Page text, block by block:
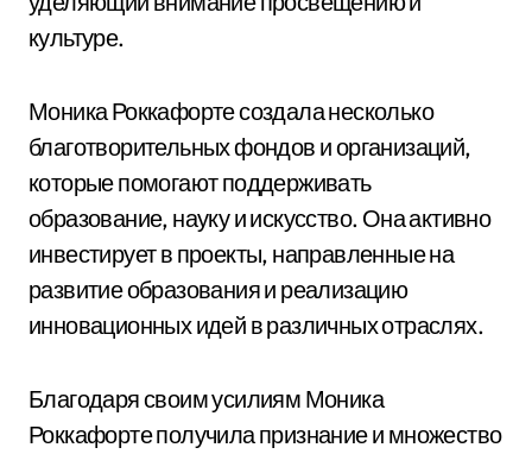
культуре.
Моника Роккафорте создала несколько
благотворительных фондов и организаций,
которые помогают поддерживать
образование, науку и искусство. Она активно
инвестирует в проекты, направленные на
развитие образования и реализацию
инновационных идей в различных отраслях.
Благодаря своим усилиям Моника
Роккафорте получила признание и множество